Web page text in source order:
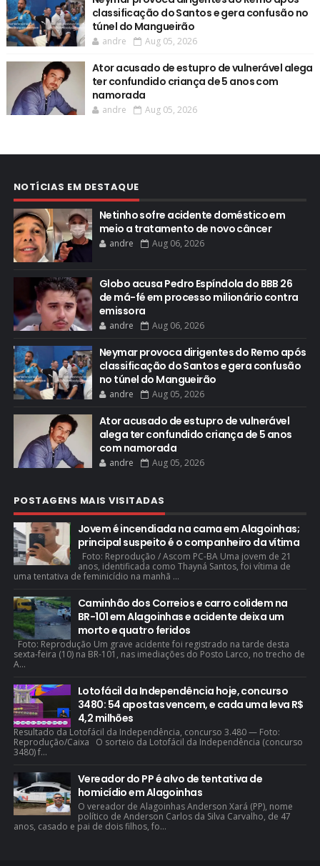
classificação do Santos e gera confusão no
túnel do Mangueirão
andre Aug 05, 2026
Ator acusado de estupro de vulnerável alega
ter confundido criança de 5 anos com
namorada
andre Aug 05, 2026
NOTÍCIAS EM DESTAQUE
Netinho sofre acidente doméstico em
meio a tratamento de novo câncer
andre Aug 06, 2026
Globo acusa Pedro Espíndola do BBB 26
de má-fé em processo milionário contra
emissora
andre Aug 06, 2026
Neymar provoca dirigentes do Remo após
classificação do Santos e gera confusão
no túnel do Mangueirão
andre Aug 05, 2026
Ator acusado de estupro de vulnerável
alega ter confundido criança de 5 anos
com namorada
andre Aug 05, 2026
POSTAGENS MAIS VISITADAS
Jovem é incendiada na cama em Alagoinhas;
principal suspeito é o companheiro da vítima
Foto: Reprodução / Ascom PC-BA Uma jovem de 21
anos, identificada como Thayná Santos, foi vítima de
uma tentativa de feminicídio na manhã ...
Caminhão dos Correios e carro colidem na
BR-101 em Alagoinhas e acidente deixa um
morto e quatro feridos
Foto: Reprodução Um grave acidente foi registrado na tarde desta
sexta-feira (10) na BR-101, nas imediações do Posto Larco, no trecho de
A...
Lotofácil da Independência hoje, concurso
3480: 54 apostas vencem, e cada uma leva R$
4,2 milhões
Resultado da Lotofácil da Independência, concurso 3.480 — Foto:
Reprodução/Caixa O sorteio da Lotofácil da Independência (concurso
3480) f...
Vereador do PP é alvo de tentativa de
homicídio em Alagoinhas
O vereador de Alagoinhas Anderson Xará (PP), nome
político de Anderson Carlos da Silva Carvalho, de 47
anos, casado e pai de dois filhos, fo...